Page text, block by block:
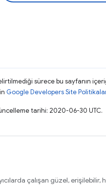
sürece bu sayfanın
Google Developers Site
tarihi: 2020-06-30 UTC.
çalışan güzel, erişilebilir,